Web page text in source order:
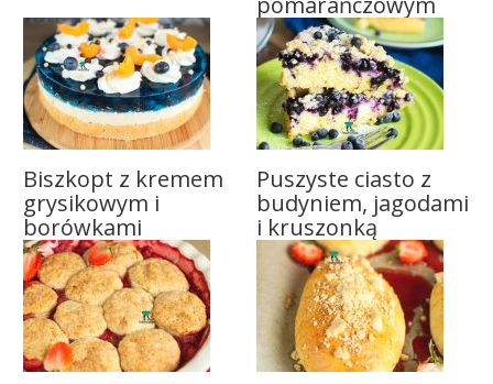
Biszkopt z kremem
grysikowym i
borówkami
Puszyste ciasto z
budyniem, jagodami
i kruszonką